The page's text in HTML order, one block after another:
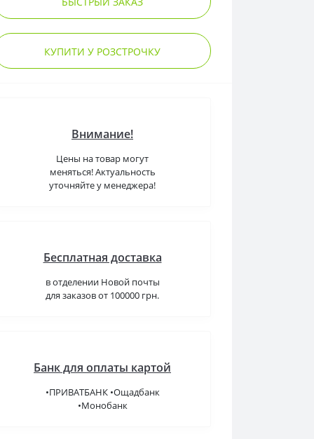
КУПИТИ У РОЗСТРОЧКУ
Внимание!
Цены на товар могут
меняться! Актуальность
уточняйте у менеджера!
Бесплатная доставка
в отделении Новой почты
для заказов от 100000 грн.
Банк для оплаты картой
•ПРИВАТБАНК •Ощадбанк
•Монобанк